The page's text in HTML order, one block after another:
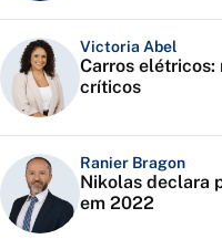
Victoria Abel
Carros
críticos
Ranier Bragon
Nikolas declara
em 2022